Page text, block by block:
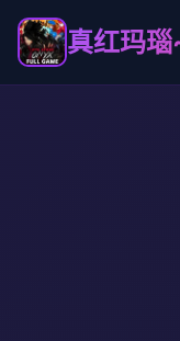
真红玛